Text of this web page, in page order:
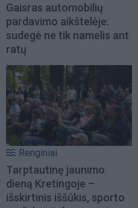
Gaisras automobilių
pardavimo aikštelėje:
sudegė ne tik namelis ant
ratų
Renginiai
Tarptautinę jaunimo
dieną Kretingoje –
išskirtinis iššūkis, sporto